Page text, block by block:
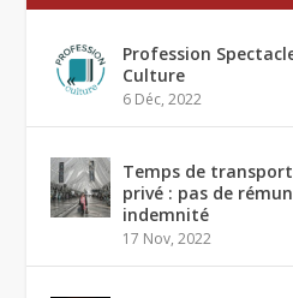
Profession
Culture
6 Déc, 2022
Temps de
privé : pas de
indemnité
17 Nov, 2022